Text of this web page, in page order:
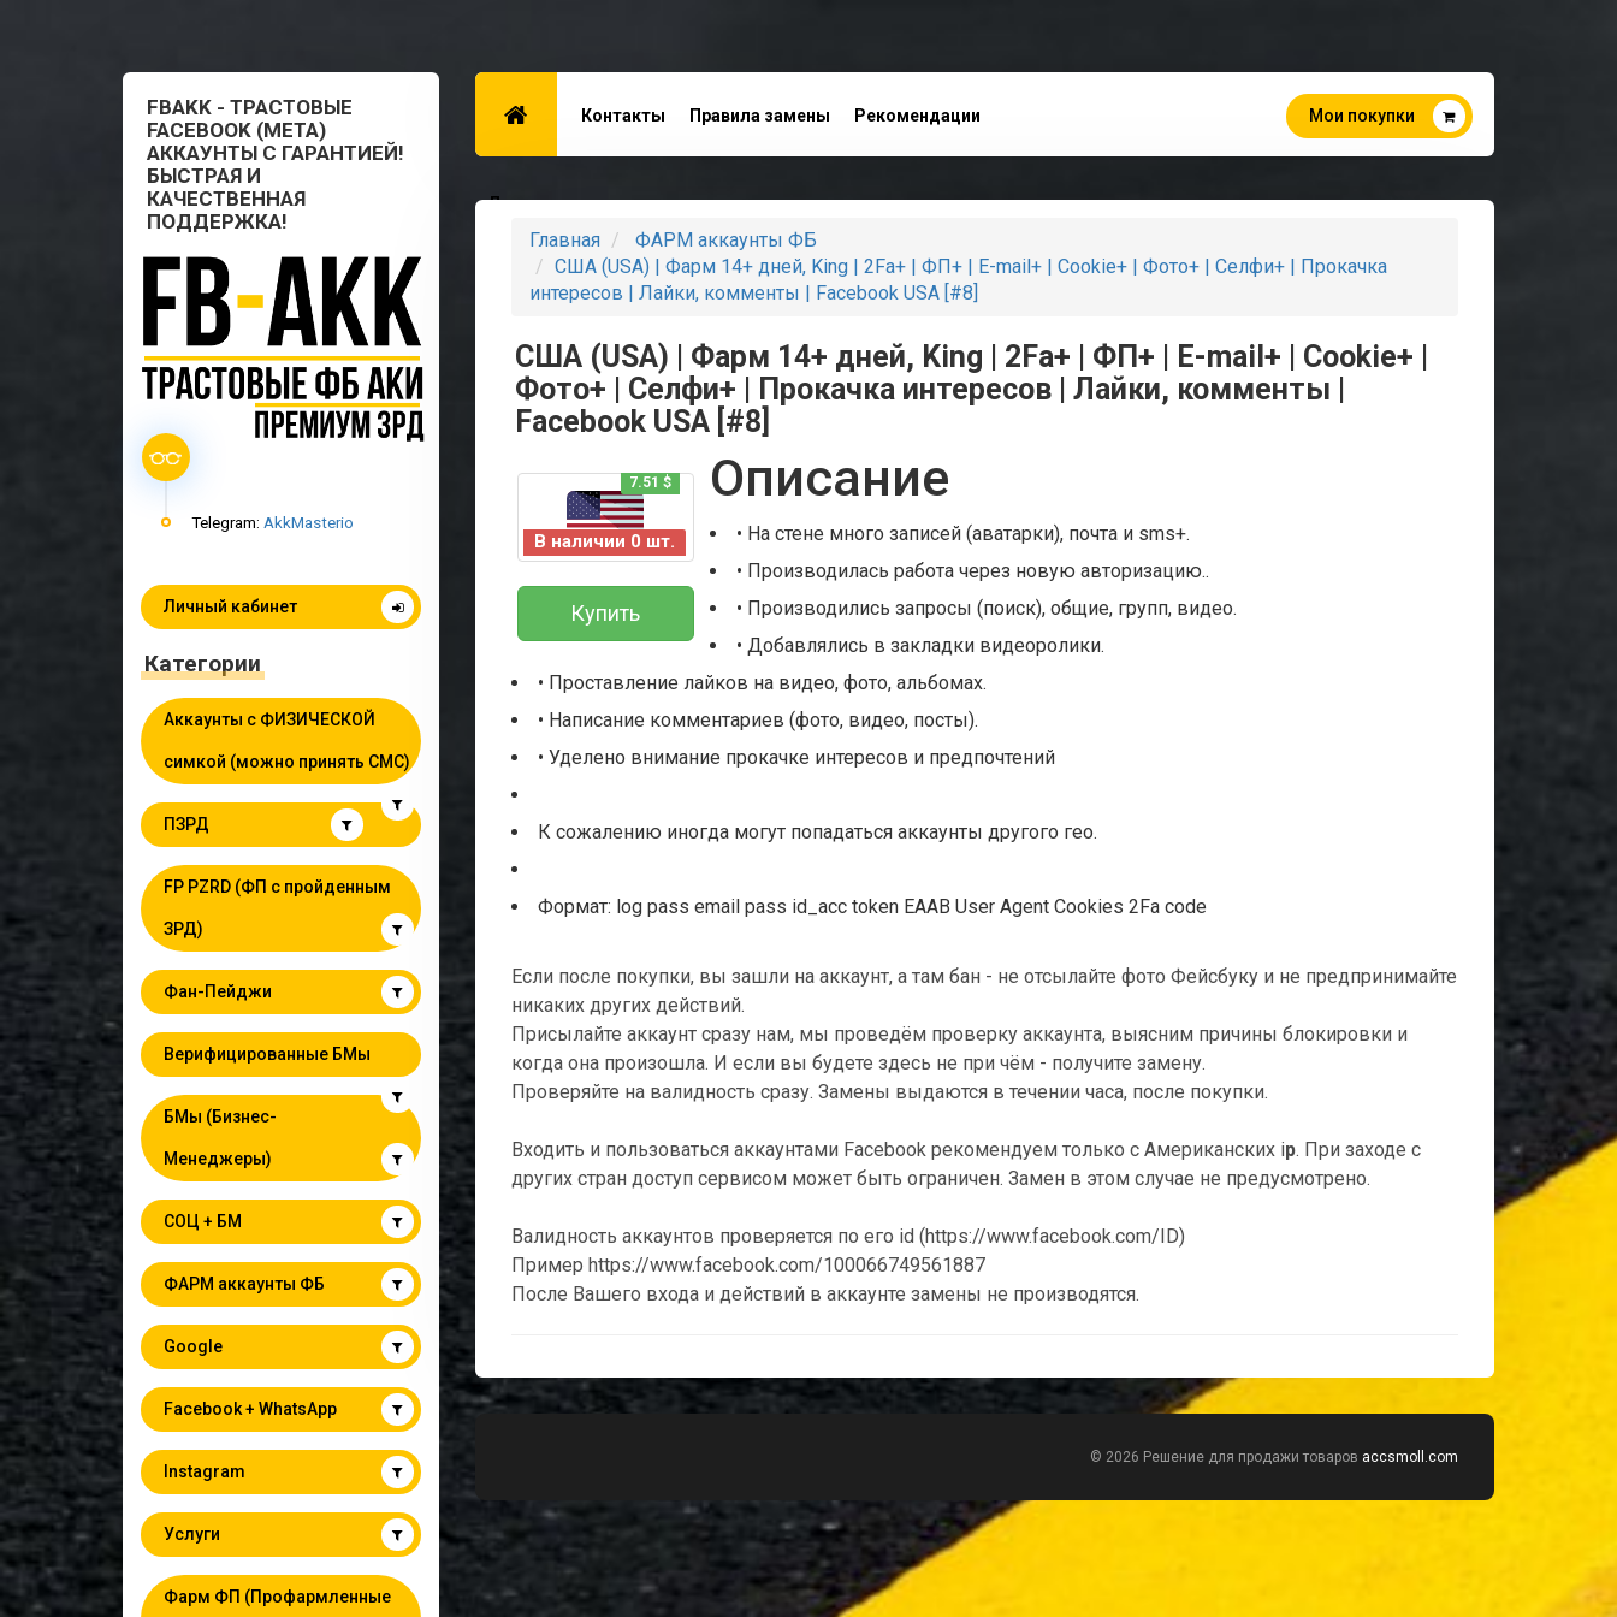
FBAKK - ТРАСТОВЫЕ
FACEBOOK (META)
АККАУНТЫ С ГАРАНТИЕЙ!
БЫСТРАЯ И
КАЧЕСТВЕННАЯ
ПОДДЕРЖКА!
Telegram: AkkMasterio
Личный кабинет
Категории
Аккаунты с ФИЗИЧЕСКОЙ
симкой (можно принять СМС)
ПЗРД
FP PZRD (ФП с пройденным
ЗРД)
Фан-Пейджи
Верифицированные БМы
БМы (Бизнес-
Менеджеры)
СОЦ + БМ
ФАРМ аккаунты ФБ
Google
Facebook + WhatsApp
Instagram
Услуги
Фарм ФП (Профармленные
Контакты Правила замены Рекомендации
Для поставщиков
Мои покупки
Главная
ФАРМ аккаунты ФБ
США (USA) | Фарм 14+ дней, King | 2Fa+ | ФП+ | E-mail+ | Cookie+ | Фото+ | Селфи+ | Прокачка
интересов | Лайки, комменты | Facebook USA [#8]
США (USA) | Фарм 14+ дней, King | 2Fa+ | ФП+ | E-mail+ | Cookie+ |
Фото+ | Селфи+ | Прокачка интересов | Лайки, комменты |
Facebook USA [#8]
В наличии 0 шт.
7.51 $
Купить
Описание
• На стене много записей (аватарки), почта и sms+.
• Производилась работа через новую авторизацию..
• Производились запросы (поиск), общие, групп, видео.
• Добавлялись в закладки видеоролики.
• Проставление лайков на видео, фото, альбомах.
• Написание комментариев (фото, видео, посты).
• Уделено внимание прокачке интересов и предпочтений
К сожалению иногда могут попадаться аккаунты другого гео.
Формат: log pass email pass id_acc token EAAB User Agent Cookies 2Fa code
Если после покупки, вы зашли на аккаунт, а там бан - не отсылайте фото Фейсбуку и не предпринимайте
никаких других действий.
Присылайте аккаунт сразу нам, мы проведём проверку аккаунта, выясним причины блокировки и
когда она произошла. И если вы будете здесь не при чём - получите замену.
Проверяйте на валидность сразу. Замены выдаются в течении часа, после покупки.
Входить и пользоваться аккаунтами Facebook рекомендуем только с Американских ip. При заходе с
других стран доступ сервисом может быть ограничен. Замен в этом случае не предусмотрено.
Валидность аккаунтов проверяется по его id (https://www.facebook.com/ID)
Пример https://www.facebook.com/100066749561887
После Вашего входа и действий в аккаунте замены не производятся.
© 2026 Решение для продажи товаров accsmoll.com